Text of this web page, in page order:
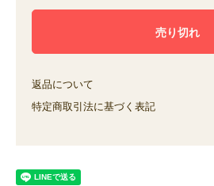
返品について
特定商取引法に基づく表記